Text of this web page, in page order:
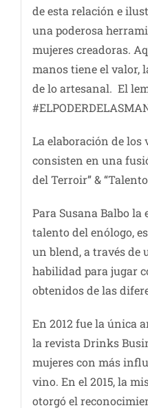
de esta relación e
una poderosa
mujeres creadoras.
manos tiene el valor,
de lo artesanal. El
La elaboración de los
consisten en una
del Terroir” &
Para Susana Balbo
talento del enólogo,
un blend, a través de
habilidad para jugar
obtenidos de las
En 2012 fue la única
la revista Drinks
mujeres con más
vino. En el 2015, la
otorgó el